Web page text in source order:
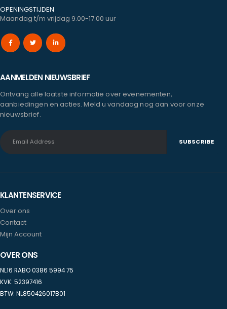
OPENINGSTIJDEN
Maandag t/m vrijdag 9.00-17.00 uur
AANMELDEN NIEUWSBRIEF
Ontvang alle laatste informatie over evenementen,
aanbiedingen en acties. Meld u vandaag nog aan voor onze
nieuwsbrief.
KLANTENSERVICE
Over ons
Contact
Mijn Account
OVER ONS
NL16 RABO 0386 5994 75
KVK: 52397416
BTW: NL850426017B01